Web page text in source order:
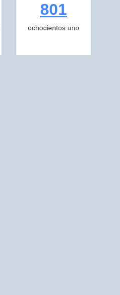
801
ochocientos uno